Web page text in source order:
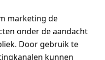
marketing de
onder de aandacht
Door gebruik te
kunnen